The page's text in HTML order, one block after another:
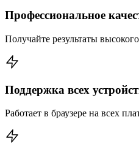
Профессиональное
Получайте результаты
Поддержка всех
Работает в браузере на всех